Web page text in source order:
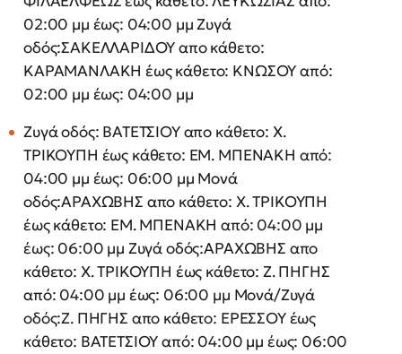
02:00 μμ έως: 04:00 μμ Ζυγά
οδός:ΣΑΚΕΛΛΑΡΙΔΟΥ απο κάθετο:
ΚΑΡΑΜΑΝΛΑΚΗ έως κάθετο: ΚΝΩΣΟΥ από:
02:00 μμ έως: 04:00 μμ
Ζυγά οδός: ΒΑΤΕΤΣΙΟΥ απο κάθετο: Χ.
ΤΡΙΚΟΥΠΗ έως κάθετο: ΕΜ. ΜΠΕΝΑΚΗ από:
04:00 μμ έως: 06:00 μμ Μονά
οδός:ΑΡΑΧΩΒΗΣ απο κάθετο: Χ. ΤΡΙΚΟΥΠΗ
έως κάθετο: ΕΜ. ΜΠΕΝΑΚΗ από: 04:00 μμ
έως: 06:00 μμ Ζυγά οδός:ΑΡΑΧΩΒΗΣ απο
κάθετο: Χ. ΤΡΙΚΟΥΠΗ έως κάθετο: Ζ. ΠΗΓΗΣ
από: 04:00 μμ έως: 06:00 μμ Μονά/Ζυγά
οδός:Ζ. ΠΗΓΗΣ απο κάθετο: ΕΡΕΣΣΟΥ έως
κάθετο: ΒΑΤΕΤΣΙΟΥ από: 04:00 μμ έως: 06:00